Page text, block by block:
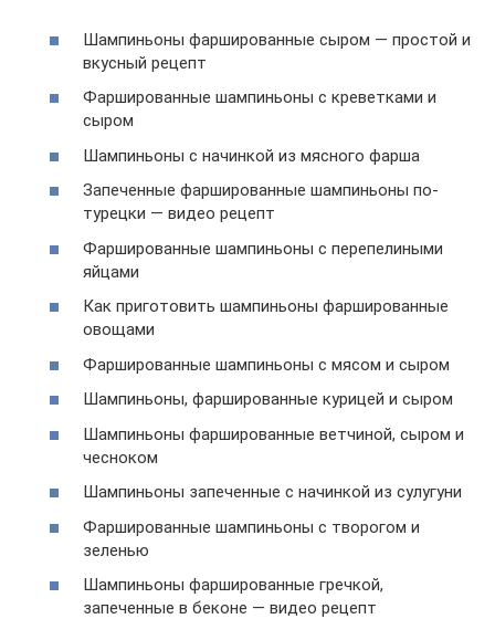
Шампиньоны фаршированные сыром — простой и
вкусный рецепт
Фаршированные шампиньоны с креветками и
сыром
Шампиньоны с начинкой из мясного фарша
Запеченные фаршированные шампиньоны по-
турецки — видео рецепт
Фаршированные шампиньоны с перепелиными
яйцами
Как приготовить шампиньоны фаршированные
овощами
Фаршированные шампиньоны с мясом и сыром
Шампиньоны, фаршированные курицей и сыром
Шампиньоны фаршированные ветчиной, сыром и
чесноком
Шампиньоны запеченные с начинкой из сулугуни
Фаршированные шампиньоны с творогом и
зеленью
Шампиньоны фаршированные гречкой,
запеченные в беконе — видео рецепт